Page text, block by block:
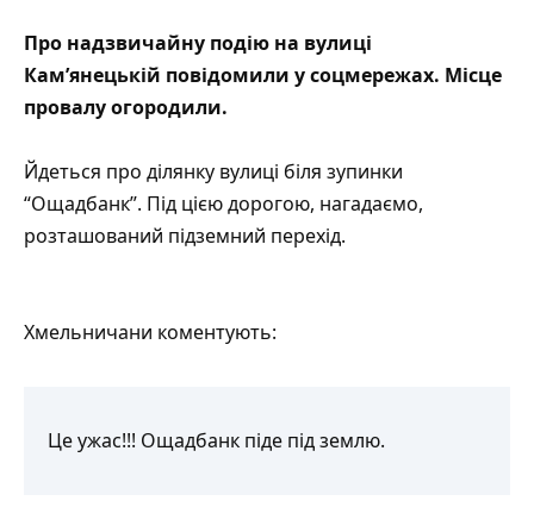
Про надзвичайну подію на вулиці
Кам’янецькій повідомили у соцмережах. Місце
провалуогородили.
Йдеться про ділянку вулиці біля зупинки
“Ощадбанк”. Під цією дорогою, нагадаємо,
розташований підземний перехід.
Хмельничани коментують:
Це ужас!!! Ощадбанк піде під землю.